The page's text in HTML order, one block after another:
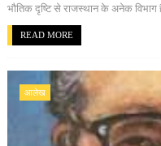
भौतिक दृष्टि से राजस्थान के अनेक विभाग
READ MORE
आलेख